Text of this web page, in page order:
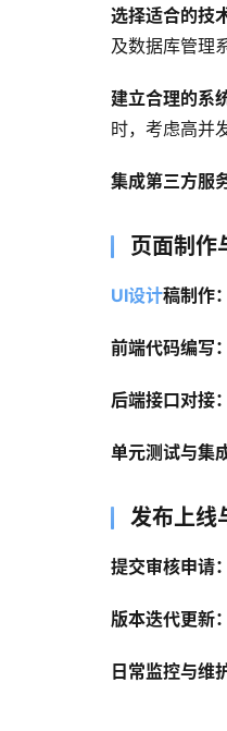
选择适合的技
及数据库管理
建立合理的系
时，考虑高并
集成第三方服务
页面制作
UI设计稿制作：
前端代码编写：
后端接口对接：
单元测试与集
发布上线
提交审核申请：
版本迭代更新：
日常监控与维